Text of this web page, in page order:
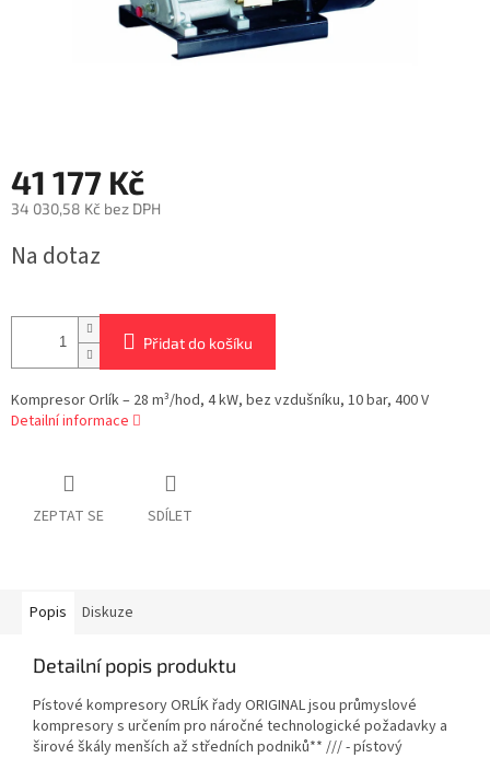
41 177 Kč
34 030,58 Kč bez DPH
cena:
Na dotaz
Přidat do košíku
Kompresor Orlík – 28 m³/hod, 4 kW, bez vzdušníku, 10 bar, 400 V
Detailní informace
ZEPTAT SE SDÍLET
Popis Diskuze
Detailní popis produktu
Pístové kompresory ORLÍK řady ORIGINAL jsou průmyslové
kompresory s určením pro náročné technologické požadavky a
širové škály menších až středních podniků** /// - pístový